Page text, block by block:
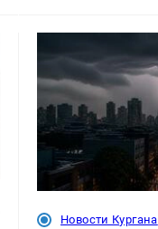
Новости Кургана